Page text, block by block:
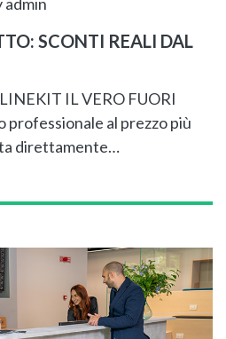
SCONTI REALI DAL
IL VERO FUORI
professionale al prezzo più
direttamente…